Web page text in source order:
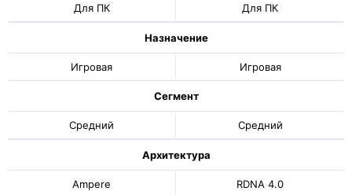
Для ПК Для ПК
Назначение
Игровая Игровая
Сегмент
Средний Средний
Архитектура
Ampere RDNA 4.0